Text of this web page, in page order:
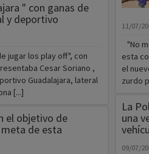
" con ganas de
y deportivo
jugar los play off", con
Cesar Soriano ,
Guadalajara, lateral
[...]
el objetivo de
de esta
11/07/
"No
esta
el
zurdo
La
una
09/07/